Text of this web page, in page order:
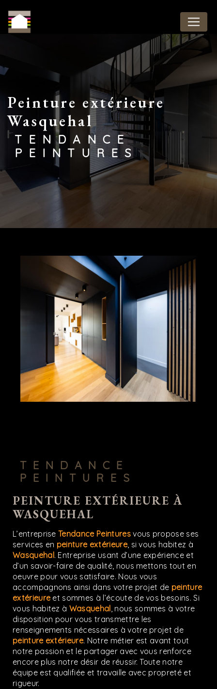
peinture extérieure
Wasquehal
TENDANCE
PEINTURES
TENDANCE
PEINTURES
PEINTURE EXTÉRIEURE À
WASQUEHAL
L’entrepriseTendance Peinturesvous propose ses
services en peinture extérieure, si vous habitez à
Wasquehal. Entreprise usant d’une expérience et
d’un savoir-faire de qualité, nous mettons tout en
oeuvre pour vous satisfaire. Nous vous
accompagnons ainsi dans votre projet de peinture
extérieureet sommes à l’écoute de vos besoins. Si
vous habitez à Wasquehal, nous sommes à votre
disposition pour vous transmettre les
renseignements nécessaires à votre projet de
peinture extérieure. Notre métier est avant tout
notre passion et le partager avec vous renforce
encore plus notre désir de réussir. Toute notre
équipe est qualifiée et travaille avec propreté et
rigueur.